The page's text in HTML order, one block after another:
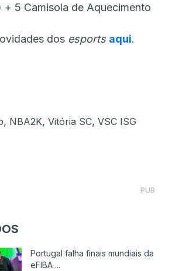
5 Camisola de Aquecimento
dos esports aqui.
, NBA2K, Vitória SC, VSC ISG
PUB
Portugal falha finais mundiais da
eFIBA ...